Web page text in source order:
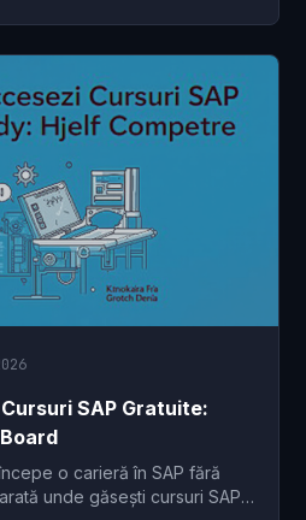
SAP Gratuite:
o carieră în SAP fără
unde găsești cursuri SAP